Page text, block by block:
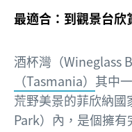
最適合：到觀景台欣
酒杯灣（Wineglass
（Tasmania） 其中
荒野美景的菲欣納
Park）內，是個擁